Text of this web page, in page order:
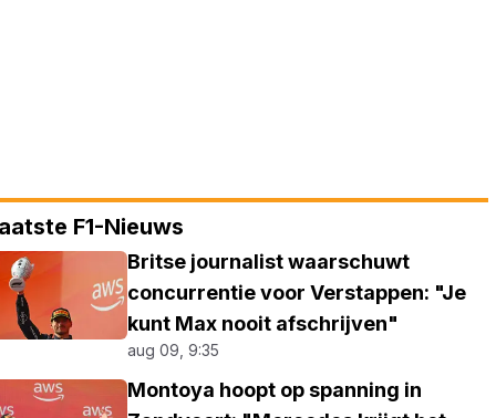
F1-Nieuws
Britse journalist waarschuwt
concurrentie voor Verstappen: "Je
kunt Max nooit afschrijven"
aug 09, 9:35
Montoya hoopt op spanning in